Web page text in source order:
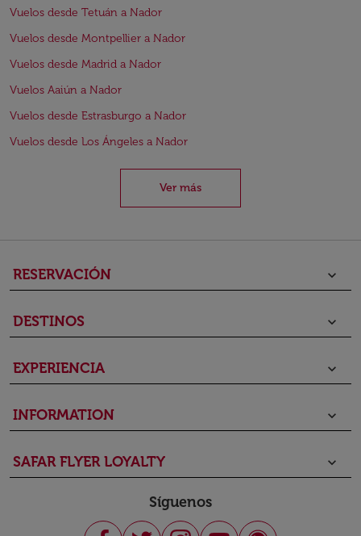
Vuelos desde Tetuán a Nador
Vuelos desde Montpellier a Nador
Vuelos desde Madrid a Nador
Vuelos Aaiún a Nador
Vuelos desde Estrasburgo a Nador
Vuelos desde Los Ángeles a Nador
Ver más
RESERVACIÓN keyboard_arrow_down
DESTINOS keyboard_arrow_down
EXPERIENCIA keyboard_arrow_down
INFORMATION keyboard_arrow_down
SAFAR FLYER LOYALTY keyboard_arrow_down
Síguenos